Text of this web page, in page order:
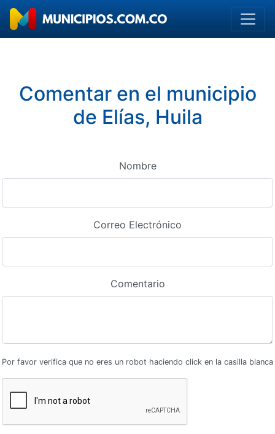
Comentar en el municipio
de Elías, Huila
Nombre
Correo Electrónico
Comentario
Por favor verifica que no eres un robot haciendo click en la casilla blanca